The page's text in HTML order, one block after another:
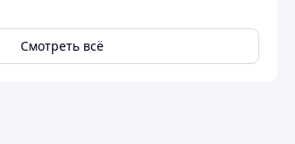
Смотреть всё